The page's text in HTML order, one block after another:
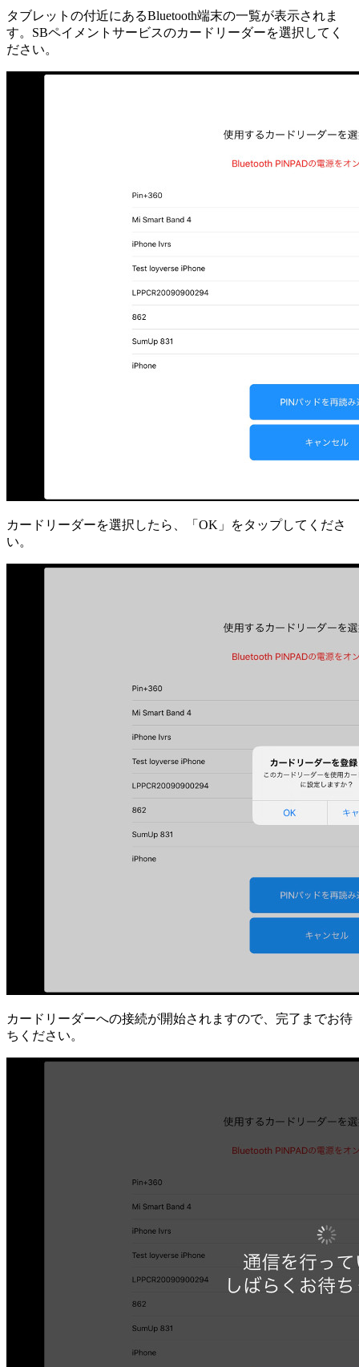
タブレットの付近にあるBluetooth端末の一覧が表示されま
す。SBペイメントサービスのカードリーダーを選択してく
ださい。
カードリーダーを選択したら、「OK」をタップしてくださ
い。
カードリーダーへの接続が開始されますので、完了までお待
ちください。